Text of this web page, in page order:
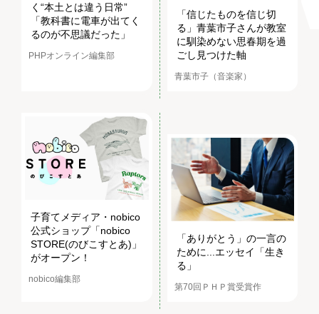
く“本土とは違う日常”
「教科書に電車が出てく
るのが不思議だった」
PHPオンライン編集部
「信じたものを信じ切
る」青葉市子さんが教室
に馴染めない思春期を過
ごし見つけた軸
青葉市子（音楽家）
子育てメディア・nobico
公式ショップ「nobico
STORE(のびこすとあ)」
がオープン！
nobico編集部
「ありがとう」の一言の
ために...エッセイ「生き
る」
第70回ＰＨＰ賞受賞作